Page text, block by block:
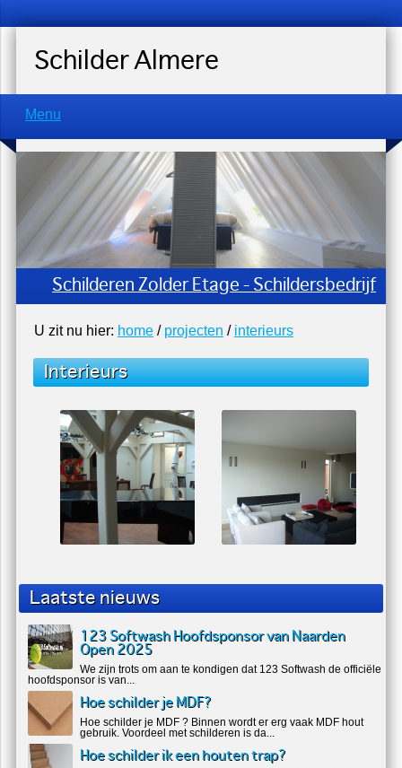
Schilder Almere
Menu
Schilderen Zolder Etage - Schildersbedrijf
U zit nu hier: home/ projecten / interieurs
Interieurs
Laatste nieuws
123 Softwash Hoofdsponsor van Naarden
Open 2025
We zijn trots om aan te kondigen dat 123 Softwash de officiële
hoofdsponsor is van...
Hoe schilder je MDF?
Hoe schilder je MDF ? Binnen wordt er erg vaak MDF hout
gebruik. Voordeel met schilderen is da...
Hoe schilder ik een houten trap?